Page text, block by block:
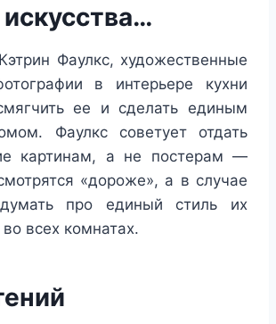
Фаулкс, художественные
в интерьере кухни
ее и сделать единым
Фаулкс советует отдать
картинам, а не постерам —
«дороже», а в случае
про единый стиль их
всех комнатах.